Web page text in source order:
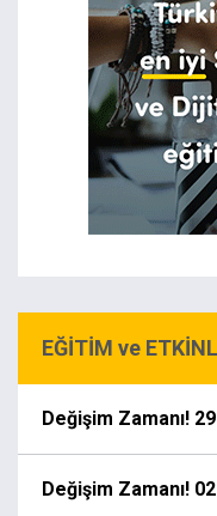
EĞİTİM ve
Değişim Zamanı!
Değişim Zamanı!